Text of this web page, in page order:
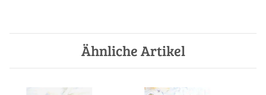
Ähnliche Artikel